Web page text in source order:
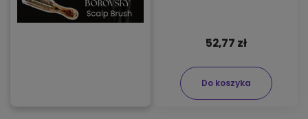
52,77 zł
Do koszyka